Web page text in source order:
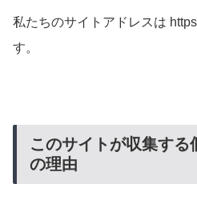
私たちのサイトアドレスは
す。
このサイトが収集する
の理由